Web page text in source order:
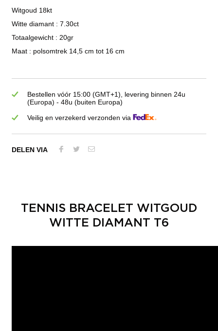
Witgoud 18kt
Witte diamant : 7.30ct
Totaalgewicht : 20gr
Maat : polsomtrek 14,5 cm tot 16 cm
Bestellen vóór 15:00 (GMT+1), levering binnen 24u
(Europa) - 48u (buiten Europa)
Veilig en verzekerd verzonden via
DELEN VIA
TENNIS BRACELET WITGOUD
WITTE DIAMANT T6